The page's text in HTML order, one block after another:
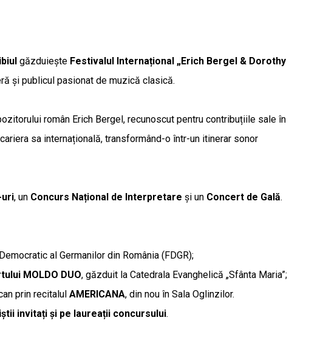
găzduiește Festivalul Internațional „Erich Bergel & Dorothy
și publicul pasionat de muzică clasică.
român Erich Bergel, recunoscut pentru contribuțiile sale în
sa internațională, transformând-o într-un itinerar sonor
uri, un Concurs Național de Interpretare și un Concert de Gală.
al Germanilor din România (FDGR);
MOLDO DUO, găzduit la Catedrala Evanghelică „Sfânta Maria”;
prin recitalul AMERICANA, din nou în Sala Oglinzilor.
invitați și pe laureații concursului.